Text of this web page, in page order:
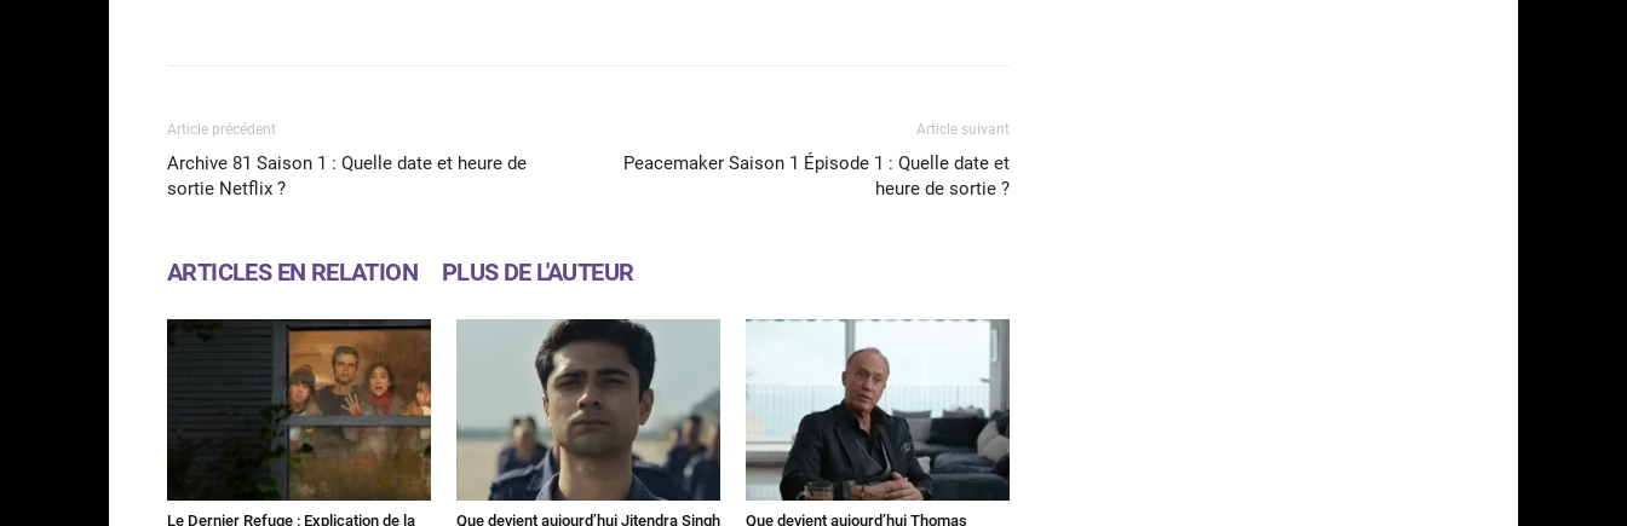
Article précédent
Archive 81 Saison 1 : Quelle date et heure de
sortie Netflix ?
Article suivant
Peacemaker Saison 1 Épisode 1 : Quelle date et
heure de sortie ?
ARTICLES EN RELATION PLUS DE L'AUTEUR
Le Dernier Refuge : Explication de la Que devient aujourd’hui Jitendra Singh Que devient aujourd’hui Thomas